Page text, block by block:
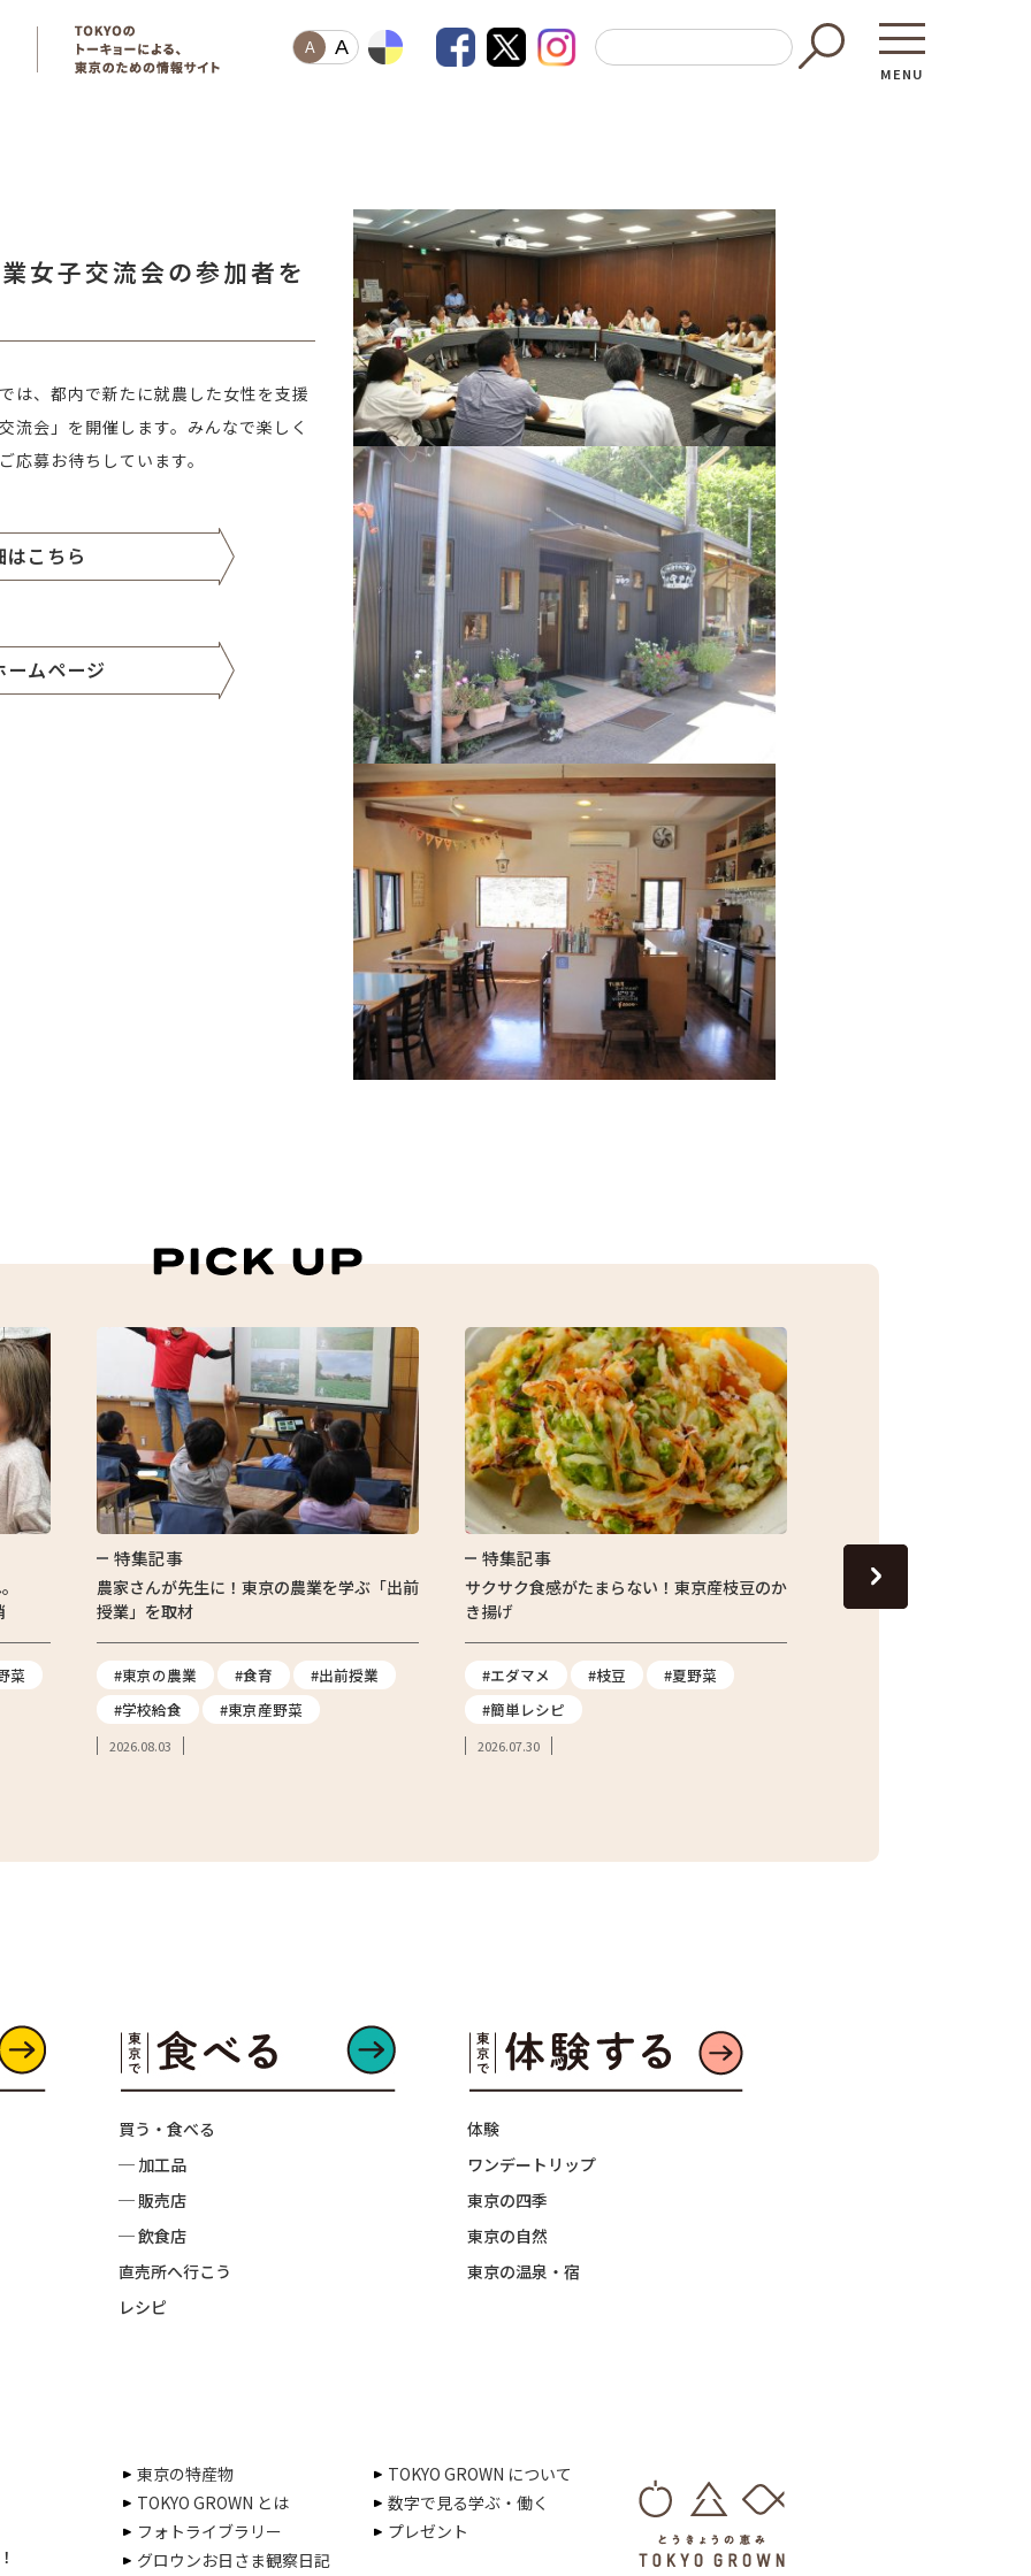
A A
MENU
東京都GAP
─ 東京都GAP認証者一覧
東京都の食材を使った料理教室
働く・学ぶ
─ 農業
─ 森林・林業
─ 水産業
─ ライブラリー
子供向け学習コンテンツ
─ MOGUHAPI モグハピ！
─ 緒方湊の「食育クイズ」
─ 「畜産クイズ」
─ 農林水産業をみんなで学ぼう！
女子交流会の参加者を
は、都内で新たに就農した女性を支援
流会」を開催します。みんなで楽しく
応募お待ちしています。
はこちら
ームページ
菜
特集記事
農家さんが先生に！東京の農業を学ぶ「出前
授業」を取材
#東京の農業 #食育
#出前授業
#学校給食
#東京産野菜
2026.08.03
特集記事
サクサク食感がたまらない！東京産枝豆のか
き揚げ
#エダマメ #枝豆
#夏野菜
#簡単レシピ
2026.07.30
じゅわっと旬の味わい！
ナスの焼きびたし
買う・食べる
─ 加工品
─ 販売店
─ 飲食店
直売所へ行こう
レシピ
体験
ワンデートリップ
東京の四季
東京の自然
東京の温泉・宿
東京の特産物
TOKYO GROWN について
TOKYO GROWN とは
数字で見る学ぶ・働く
フォトライブラリー
プレゼント
グロウンお日さま観察日記